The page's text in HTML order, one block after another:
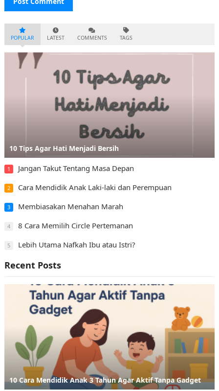
POPULAR LATEST COMMENTS TAGS
10 Tips Agar Hati Menjadi Bersih
1 Jangan Takut Tentang Masa Depan
2 Cara Mendidik Anak Laki-laki dan Perempuan
3 Membiasakan Menahan Marah
4 8 Cara Memilih Circle Pertemanan
5 Lebih Utama Nafkah Ibu atau Istri?
Recent Posts
10 Cara Mendidik Anak 3 Tahun Agar Aktif Tanpa Gadget